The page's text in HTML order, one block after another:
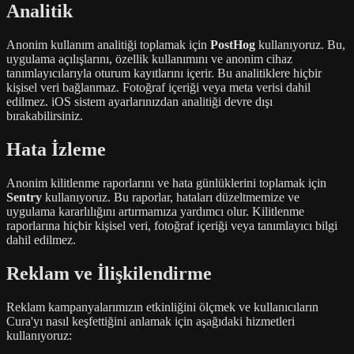
Analitik
Anonim kullanım analitiği toplamak için PostHog kullanıyoruz. Bu,
uygulama açılışlarını, özellik kullanımını ve anonim cihaz
tanımlayıcılarıyla oturum kayıtlarını içerir. Bu analitiklere hiçbir
kişisel veri bağlanmaz. Fotoğraf içeriği veya meta verisi dahil
edilmez. iOS sistem ayarlarınızdan analitiği devre dışı
bırakabilirsiniz.
Hata İzleme
Anonim kilitlenme raporlarını ve hata günlüklerini toplamak için
Sentry kullanıyoruz. Bu raporlar, hataları düzeltmemize ve
uygulama kararlılığını artırmamıza yardımcı olur. Kilitlenme
raporlarına hiçbir kişisel veri, fotoğraf içeriği veya tanımlayıcı bilgi
dahil edilmez.
Reklam ve İlişkilendirme
Reklam kampanyalarımızın etkinliğini ölçmek ve kullanıcıların
Cura'yı nasıl keşfettiğini anlamak için aşağıdaki hizmetleri
kullanıyoruz: